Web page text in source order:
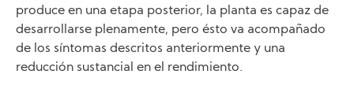
produce en una etapa posterior, la planta es capaz de
desarrollarse plenamente, pero ésto va acompañado
de los síntomas descritos anteriormente y una
reducción sustancial en el rendimiento.